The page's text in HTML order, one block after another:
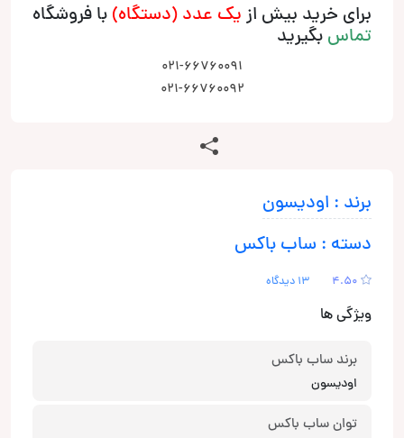
برای خرید بیش ازیک عدد (دستگاه)با فروشگاه
تماسبگیرید
021-66760091
021-66760092
برند : اودیسون
دسته : ساب باکس
4.50 13 دیدگاه
ویژگی ها
برند ساب باکس
اودیسون
توان ساب باکس